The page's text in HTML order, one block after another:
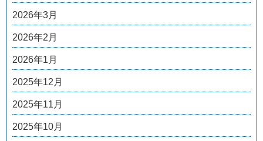
2026年3月
2026年2月
2026年1月
2025年12月
2025年11月
2025年10月